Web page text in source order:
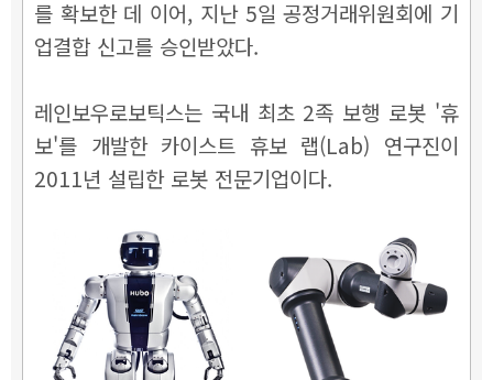
를 확보한 데 이어, 지난 5일 공정거래위원회에 기
업결합 신고를 승인받았다.
레인보우로보틱스는 국내 최초 2족 보행 로봇 '휴
보'를 개발한 카이스트 휴보 랩(Lab) 연구진이
2011년 설립한 로봇 전문기업이다.